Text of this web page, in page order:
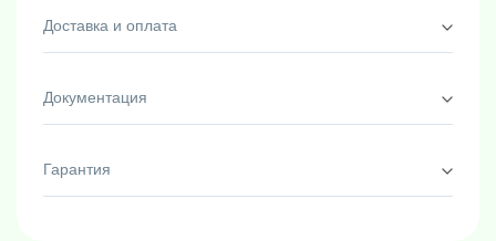
Доставка и оплата
Документация
Гарантия